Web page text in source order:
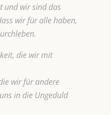
und wir sind das
wir für alle haben,
die wir mit
wir für andere
in die Ungeduld